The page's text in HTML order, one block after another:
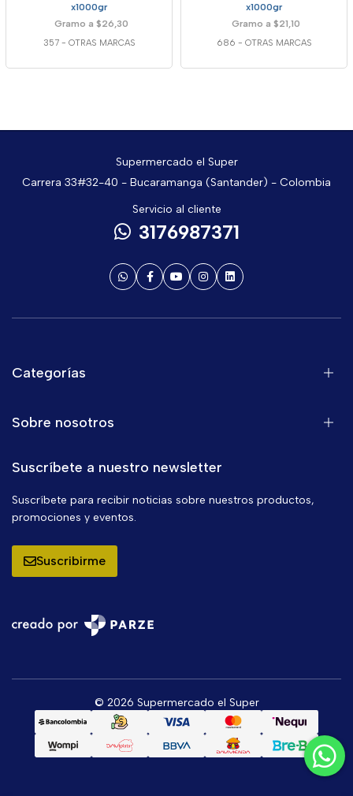
x1000gr
Gramo a $26,30
357 - OTRAS MARCAS
x1000gr
Gramo a $21,10
686 - OTRAS MARCAS
Supermercado el Super
Carrera 33#32-40 - Bucaramanga (Santander) - Colombia
Servicio al cliente
3176987371
Categorías
Sobre nosotros
Suscríbete a nuestro newsletter
Suscríbete para recibir noticias sobre nuestros productos,
promociones y eventos.
Suscribirme
© 2026 Supermercado el Super